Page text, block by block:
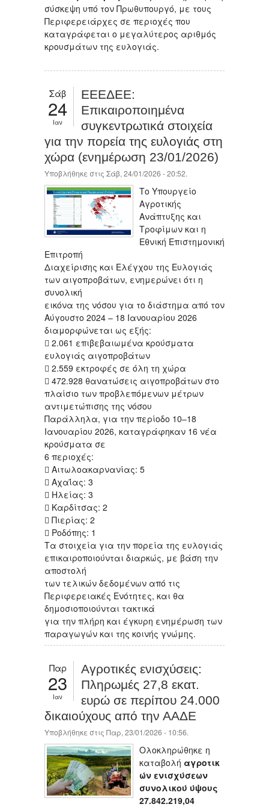
σύσκεψη υπό τον Πρωθυπουργό, με τους
Περιφερειάρχες σε περιοχές που
καταγράφεται ο μεγαλύτερος αριθμός
κρουσμάτων της ευλογιάς.
Σάβ
24
Ιαν
ΕΕΕΔΕΕ:
Επικαιροποιημένα
συγκεντρωτικά στοιχεία
για την πορεία της ευλογιάς στη
χώρα (ενημέρωση 23/01/2026)
Υποβλήθηκε στις Σάβ, 24/01/2026 - 20:52.
Το Υπουργείο
Αγροτικής
Ανάπτυξης και
Τροφίμων και η
Εθνική Επιστημονική
Επιτροπή
Διαχείρισης και Ελέγχου της Ευλογιάς
των αιγοπροβάτων, ενημερώνει ότι η
συνολική
εικόνα της νόσου για το διάστημα από τον
Αύγουστο 2024 – 18 Ιανουαρίου 2026
διαμορφώνεται ως εξής:
 2.061 επιβεβαιωμένα κρούσματα
ευλογιάς αιγοπροβάτων
 2.559 εκτροφές σε όλη τη χώρα
 472.928 θανατώσεις αιγοπροβάτων στο
πλαίσιο των προβλεπόμενων μέτρων
αντιμετώπισης της νόσου
Παράλληλα, για την περίοδο 10–18
Ιανουαρίου 2026, καταγράφηκαν 16 νέα
κρούσματα σε
6 περιοχές:
 Αιτωλοακαρνανίας: 5
 Αχαΐας: 3
 Ηλείας: 3
 Καρδίτσας: 2
 Πιερίας: 2
 Ροδόπης: 1
Τα στοιχεία για την πορεία της ευλογιάς
επικαιροποιούνται διαρκώς, με βάση την
αποστολή
των τελικών δεδομένων από τις
Περιφερειακές Ενότητες, και θα
δημοσιοποιούνται τακτικά
για την πλήρη και έγκυρη ενημέρωση των
παραγωγών και της κοινής γνώμης.
Παρ
23
Ιαν
Αγροτικές ενισχύσεις:
Πληρωμές 27,8 εκατ.
ευρώ σε περίπου 24.000
δικαιούχους από την ΑΑΔΕ
Υποβλήθηκε στις Παρ, 23/01/2026 - 10:56.
Ολοκληρώθηκε η
καταβολή αγροτικ
ών ενισχύσεων
συνολικού ύψους
27.842.219,04